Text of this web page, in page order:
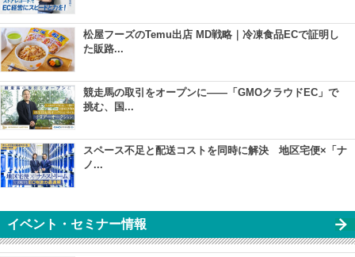
松屋フーズのTemu出店 MD戦略｜冷凍食品ECで証明し
た販路...
競走馬の取引をオープンに――「GMOクラウドEC」で
挑む、国...
スペース不足と配送コストを同時に解決 地区宅便×「ナ
ノ...
イベント・セミナー情報